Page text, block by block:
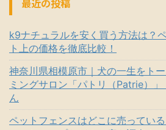
k9ナチュラルを安く買う方法は？
ト上の価格を徹底比較！
神奈川県相模原市｜犬の一生をト
ミングサロン「パトリ（Patrie）
ん
ペットフェンスはどこに売ってい